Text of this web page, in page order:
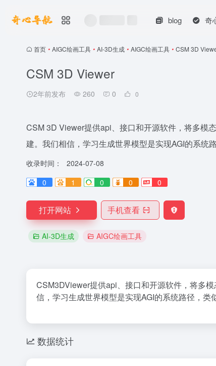
blog 奇
首页 • AIGC绘画工具 • AI-3D生成 • AIGC绘画工具 • CSM 3D
CSM 3D Viewer
2年前发布 260 0 0
CSM 3D Viewer提供api、接口和开源软件，将多模
建。我们相信，学习生成世界模型是实现AGI的系统
收录时间：
2024-07-08
0
1 0 0 0
打开网站 手机查看
AI-3D生成 AIGC绘画工具
CSM3DViewer提供api、接口和开源软件，将多
信，学习生成世界模型是实现AGI的系统路径，类
数据统计